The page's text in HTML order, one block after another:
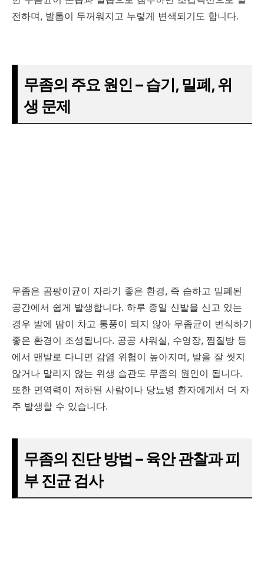
전하며, 발톱이 두꺼워지고 누렇게 변색되기도 합니다.
무좀의 주요 원인 – 습기, 밀폐, 위
생 문제
무좀은 곰팡이균이 자라기 좋은 환경, 즉 습하고 밀폐된
공간에서 쉽게 발생합니다. 하루 종일 신발을 신고 있는
경우 발에 땀이 차고 통풍이 되지 않아 무좀균이 번식하기
좋은 환경이 조성됩니다. 공공 샤워실, 수영장, 찜질방 등
에서 맨발로 다니면 감염 위험이 높아지며, 발을 잘 씻지
않거나 말리지 않는 위생 습관도 무좀의 원인이 됩니다.
또한 면역력이 저하된 사람이나 당뇨병 환자에게서 더 자
주 발생할 수 있습니다.
무좀의 진단 방법 – 육안 관찰과 피
부 진균 검사